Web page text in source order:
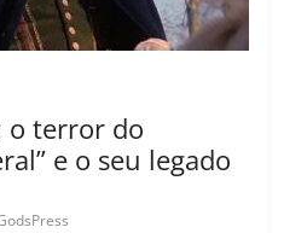
o terror do
e o seu legado